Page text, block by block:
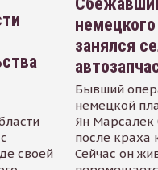
своей
занялся
Бывший
немецкой
Ян Марсалек
после краха
Сейчас он